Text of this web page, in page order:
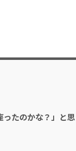
ったのかな？」と